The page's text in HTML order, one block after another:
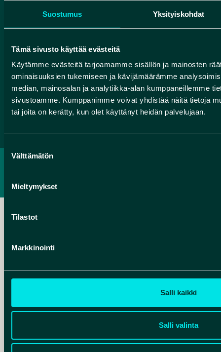
Suostumus Yksityiskohdat
Tämä sivusto käyttää evästeitä
Käytämme evästeitä tarjoamamme sisällön ja mainosten
ominaisuuksien tukemiseen ja kävijämäärämme
median, mainosalan ja analytiikka-alan kumppaneillemme
sivustoamme. Kumppanimme voivat yhdistää näitä tietoja
tai joita on kerätty, kun olet käyttänyt heidän palvelujaan.
valinta
Välttämätön
Mieltymykset
Tilastot
Markkinointi
Salli kaikki
Salli valinta
91500 Muhos
Tilaa Geoparkin uutiskirje
Facebook
Instagram
YouTube
Hankelogo